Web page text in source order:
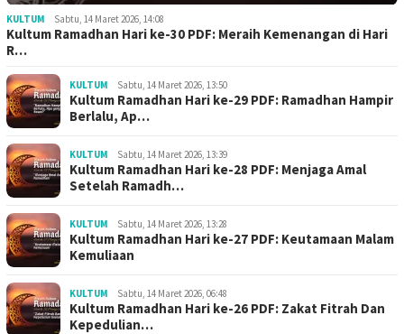
KULTUM Sabtu, 14 Maret 2026, 14:08
Kultum Ramadhan Hari ke-30 PDF: Meraih Kemenangan di Hari
R…
KULTUM Sabtu, 14 Maret 2026, 13:50
Kultum Ramadhan Hari ke-29 PDF: Ramadhan Hampir
Berlalu, Ap…
KULTUM Sabtu, 14 Maret 2026, 13:39
Kultum Ramadhan Hari ke-28 PDF: Menjaga Amal
Setelah Ramadh…
KULTUM Sabtu, 14 Maret 2026, 13:28
Kultum Ramadhan Hari ke-27 PDF: Keutamaan Malam
Kemuliaan
KULTUM Sabtu, 14 Maret 2026, 06:48
Kultum Ramadhan Hari ke-26 PDF: Zakat Fitrah Dan
Kepedulian…